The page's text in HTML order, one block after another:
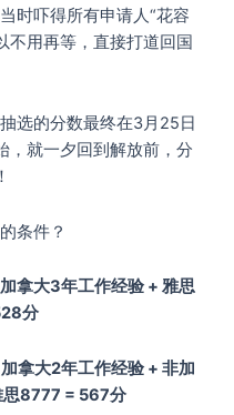
时吓得所有申请人“花容
不用再等，直接打道回国
选的分数最终在3月25日
，就一夕回到解放前，分
条件？
拿大3年工作经验 + 雅思
分
拿大2年工作经验 + 非加
思8777 = 567分